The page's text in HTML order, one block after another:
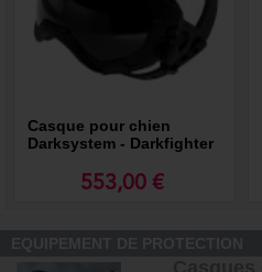
Casque pour chien
Darksystem - Darkfighter
553,00 €